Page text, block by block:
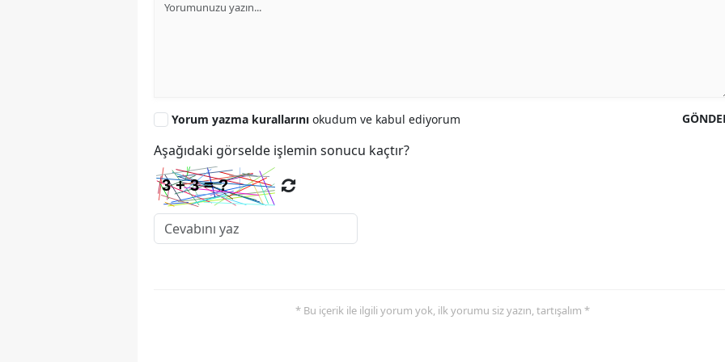
Yorum yazma kurallarını okudum ve kabul ediyorum
Aşağıdaki görselde işlemin sonucu kaçtır?
* Bu içerik ile ilgili yorum yok, ilk yorumu siz yazın, tartışalım *